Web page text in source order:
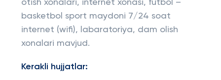
otish xonalari, internet xonasi, futbol –
basketbol sport maydoni 7/24 soat
internet (wifi), labaratoriya, dam olish
xonalari mavjud.
Kerakli hujjatlar: